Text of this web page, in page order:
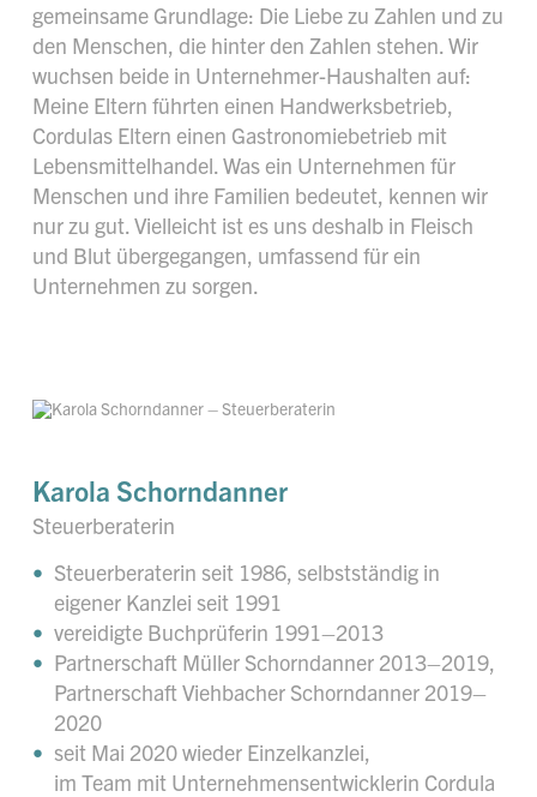
gemeinsame Grundlage: Die Liebe zu Zahlen und zu
den Menschen, die hinter den Zahlen stehen. Wir
wuchsen beide in Unternehmer-Haushalten auf:
Meine Eltern führten einen Handwerksbetrieb,
Cordulas Eltern einen Gastronomiebetrieb mit
Lebensmittelhandel. Was ein Unternehmen für
Menschen und ihre Familien bedeutet, kennen wir
nur zu gut. Vielleicht ist es uns deshalb in Fleisch
und Blut übergegangen, umfassend für ein
Unternehmen zu sorgen.
Karola Schorndanner
Steuerberaterin
Steuerberaterin seit 1986, selbstständig in
eigener Kanzlei seit 1991
vereidigte Buchprüferin 1991–2013
Partnerschaft Müller Schorndanner 2013–2019,
Partnerschaft Viehbacher Schorndanner 2019–
2020
seit Mai 2020 wieder Einzelkanzlei,
im Team mit Unternehmensentwicklerin Cordula